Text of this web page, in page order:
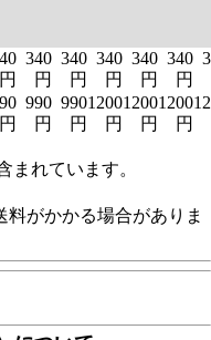
円
340
円
340
円
340
円
340
円
340
円
円
990
円
990
円
1200
円
1200
円
1200
円
まれています。
がかかる場合がありま